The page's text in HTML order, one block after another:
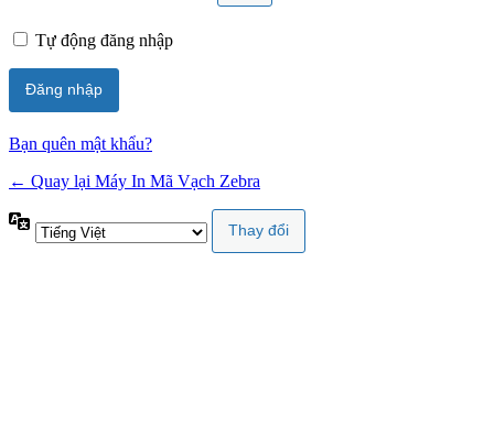
Tự động đăng nhập
Bạn quên mật khẩu?
← Quay lại Máy In Mã Vạch Zebra
ngữ